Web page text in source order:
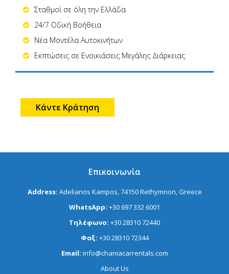
Σταθμοί σε όλη την Ελλάδα
24/7 Οδική Βοήθεια
Νέα Μοντέλα Αυτοκινήτων
Εκπτώσεις σε Ενοικιάσεις Μεγάλης Διάρκειας
Κάντε Κράτηση
Επικοινωνία
Address: Adelianos Kampos, 74150 Rethymnon, Greece
WhatsApp: +30 697 332 6001
Τηλέφωνο: +30 28310 72440
Φαξ: +30 28310 72344
Email: info@chaniacarrentals.com
About Us